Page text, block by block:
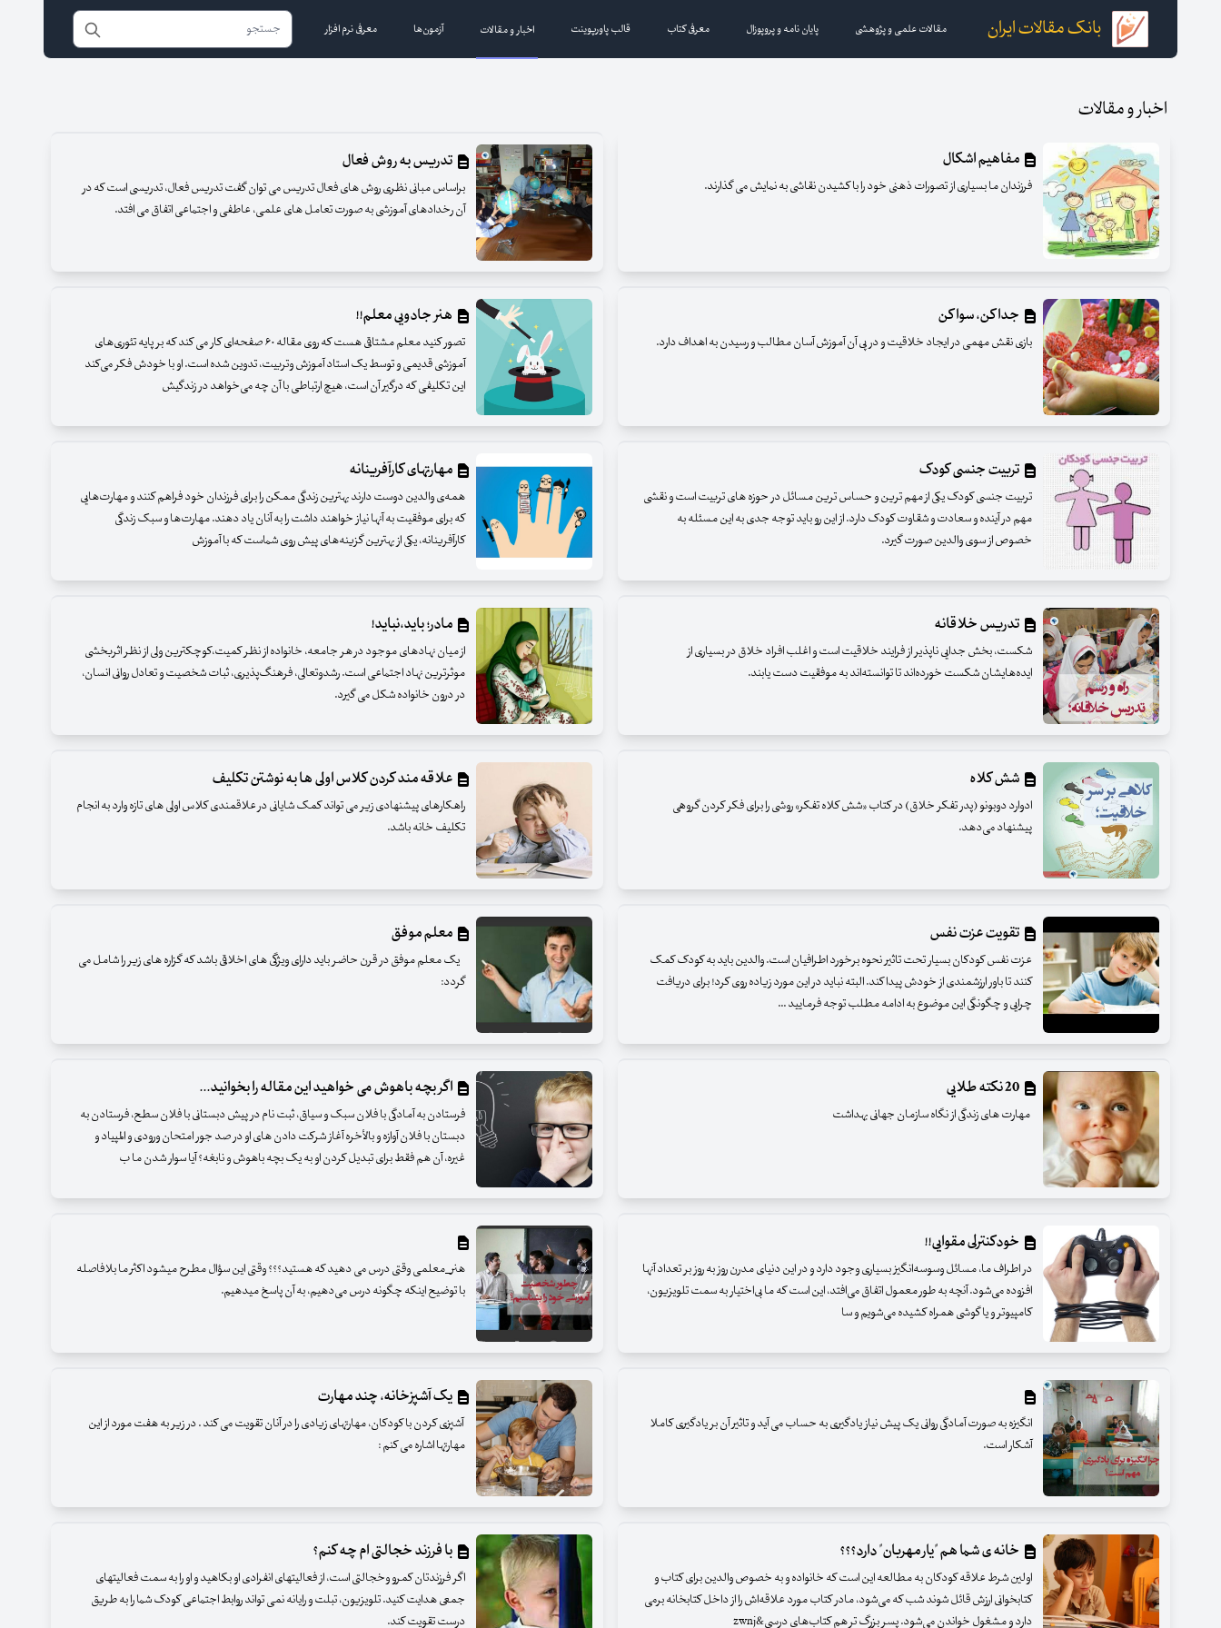
بانک مقالات ایران مقالات علمی و پژوهشی پایان نامه و پروپوزال معرفی کتاب قالب پاورپوینت اخبار و مقالات آزمون‌ها معرفی نرم افزار
اخبار و مقالات
مفاهیم اشکال
فرزندان ما بسیاری از تصورات ذهنی خود را با کشیدن نقاشی به نمایش می گذارند.
تدریس به روش فعال
براساس مبانی نظری روش های فعال تدریس می توان گفت تدریس فعال، تدریسی است که در
آن رخدادهای آموزشی به صورت تعامل های علمی، عاطفی و اجتماعی اتفاق می افتد.
جدا کن، سوا کن
بازی نقش مهمی در ایجاد خلاقیت و در پی آن آموزش آسان مطالب و رسیدن به اهداف دارد.
هنر جادویی معلم!!
تصور کنید معلم مشتاقی هست که روی مقاله ۶۰ صفحه‌ای کار می کند که بر پایه تئوری‌های
آموزشی قدیمی و توسط یک استاد آموزش وتربیت، تدوین شده است. او با خودش فکر می‌کند
این تکلیفی که درگیر آن است، هیچ ارتباطی با آن چه می‌خواهد در زندگیش
تربیت جنسی کودک
تربیت جنسی کودک یکی از مهم ترین و حساس ترین مسائل در حوزه های تربیت است و نقشی
مهم در آینده و سعادت و شقاوت کودک دارد. از این رو باید توجه جدی به این مسئله به
خصوص از سوی والدین صورت گیرد.
مهارتهای کارآفرینانه
همه‌ی والدین دوست دارند بهترین زندگی ممکن را برای فرزندان خود فراهم کنند و مهارت‌هایی
که برای موفقیت به آنها نیاز خواهند داشت را به آنان یاد دهند. مهارت‌ها و سبک زندگی
کارآفرینانه، یکی از بهترین گزینه‌های پیش روی شماست که با آموزش
تدریس خلاقانه
شکست، بخش جدایی ناپذیر از فرایند خلاقیت است و اغلب افراد خلاق در بسیاری از
ایده‌هایشان شکست خورده‌اند تا توانسته‌اند به موفقیت دست یابند.
مادر؛ باید،نباید!
از میان نهادهای موجود در هر جامعه، خانواده از نظر کمیت،کوچکترین ولی از نظر اثربخشی
موثرترین نهاد اجتماعی است. رشدوتعالی، فرهنگ‌پذیری، ثبات شخصیت و تعادل روانی انسان،
در درون خانواده شکل می گیرد.
شش کلاه
ادوارد دوبونو (پدر تفکر خلاق) در کتاب «شش کلاه تفکر» روشی را برای فکر کردن گروهی
پیشنهاد می‌دهد.
علاقه مند کردن کلاس اولی ها به نوشتن تکلیف
راهکارهای پیشنهادی زیر می تواند کمک شایانی در علاقمندی کلاس اولی های تازه وارد به انجام
تکلیف خانه باشد.
تقویت عزت نفس
عزت نفس کودکان بسیار تحت تاثیر نحوه برخورد اطرافیان است. والدین باید به کودک کمک
کنند تا باور ارزشمندی از خودش پیدا کند. البته نباید در این مورد زیاده روی کرد! برای دریافت
چرایی و چگونگی این موضوع به ادامه مطلب توجه فرمایید ...
معلم موفق
یک معلم موفق در قرن حاضر باید دارای ویژگی های اخلاقی باشد که گزاره های زیر را شامل می
گردد:
مهارت های زندگی از نگاه سازمان جهانی بهداشت
اگر بچه باهوش می خواهید این مقاله را بخوانید...
فرستادن به آمادگی با فلان سبک و سیاق، ثبت نام در پیش دبستانی با فلان سطح، فرستادن به
دبستان با فلان آوازه و بالأخره آغاز شرکت دادن های او در صد جور امتحان ورودی و المپیاد و
غیره، آن هم فقط برای تبدیل کردن او به یک بچه باهوش و نابغه؟ آیا سوار شدن ما ب
خود‌کنترلی مقوایی!!
در اطراف ما، مسائل وسوسه‌انگیز بسیاری وجود دارد و در این دنیای مدرن روز به روز بر تعداد آنها
افزوده می‌شود. آنچه به طور معمول اتفاق می‌افتد، این است که ما بی‌اختیار به سمت تلویزیون،
کامپیوتر و یا گوشی همراه کشیده می‌شویم و سا
هنر_معلمی وقتی درس می دهید که هستید؟؟؟ وقتی این سؤال مطرح می‎شود اکثر ما بلافاصله
با توضیح اینکه چگونه درس می‌دهیم، به آن پاسخ می‎دهیم.
انگیزه به صورت آمادگی روانی یک پیش نیاز یادگیری به حساب می آید و تاثیر آن بر یادگیری کاملا
آشکار است.
یک آشپزخانه، چند مهارت
آشپزی کردن با کودکان، مهارتهای زیادی را در آنان تقویت می کند . در زیر به هفت مورد از این
مهارتها اشاره می کنم :
خانه ی شما هم "یار مهربان" دارد؟؟؟
اولین شرط علاقه کودکان به مطالعه این است که خانواده و به خصوص والدین برای کتاب و
کتابخوانی ارزش قائل شوند شب که می‌شود، مادر کتاب مورد علاقه‌اش را از داخل کتابخانه برمی
دارد و مشغول خواندن می‌شود. پسر بزرگ تر هم کتاب‌های درسی&zwnj
با فرزند خجالتی ام چه کنم؟
اگر فرزندتان کمرو وخجالتی است، از فعالیتهای انفرادی او بکاهید و او را به سمت فعالیتهای
جمعی هدایت کنید. تلویزیون، تبلت و رایانه نمی تواند روابط اجتماعی کودک شما را به طریق
درست تقویت کند.